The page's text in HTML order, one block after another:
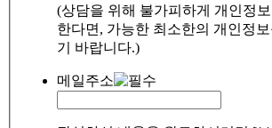
(상담을 위해 불가피하게 개인정
한다면, 가능한 최소한의 개인정보
기 바랍니다.)
메일주소